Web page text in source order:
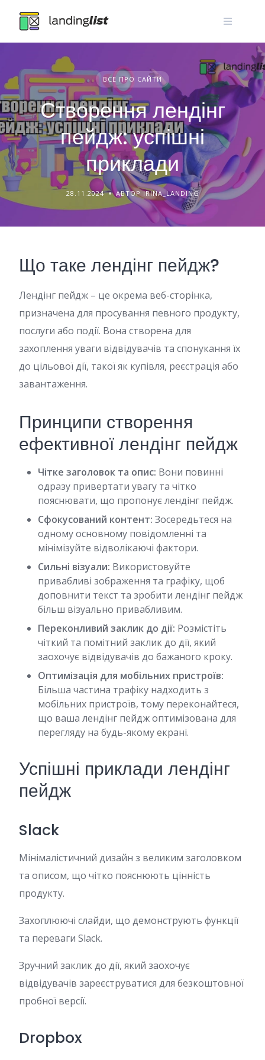
content
ВСЕ ПРО САЙТИ
Створення лендінг
пейдж: успішні
приклади
28.11.2024 АВТОР IRINA_LANDING
Що таке лендінг пейдж?
Лендінг пейдж – це окрема веб-сторінка,
призначена для просування певного продукту,
послуги або події. Вона створена для
захоплення уваги відвідувачів та спонукання їх
до цільової дії, такої як купівля, реєстрація або
завантаження.
Принципи створення
ефективної лендінг пейдж
Чітке заголовок та опис: Вони повинні
одразу привертати увагу та чітко
пояснювати, що пропонує лендінг пейдж.
Сфокусований контент: Зосередьтеся на
одному основному повідомленні та
мінімізуйте відволікаючі фактори.
Сильні візуали: Використовуйте
привабливі зображення та графіку, щоб
доповнити текст та зробити лендінг пейдж
більш візуально привабливим.
Переконливий заклик до дії: Розмістіть
чіткий та помітний заклик до дії, який
заохочує відвідувачів до бажаного кроку.
Оптимізація для мобільних пристроїв:
Більша частина трафіку надходить з
мобільних пристроїв, тому переконайтеся,
що ваша лендінг пейдж оптимізована для
перегляду на будь-якому екрані.
Успішні приклади лендінг
пейдж
Slack
Мінімалістичний дизайн з великим заголовком
та описом, що чітко пояснюють цінність
продукту.
Захоплюючі слайди, що демонструють функції
та переваги Slack.
Зручний заклик до дії, який заохочує
відвідувачів зареєструватися для безкоштовної
пробної версії.
Dropbox